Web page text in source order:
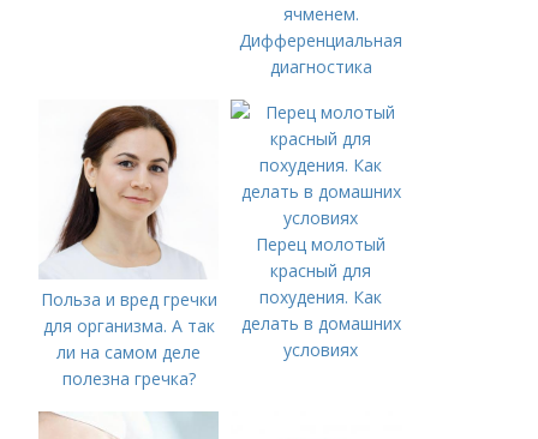
ячменем.
Дифференциальная
диагностика
Польза и вред гречки
для организма. А так
ли на самом деле
полезна гречка?
Перец молотый
красный для
похудения. Как
делать в домашних
условиях